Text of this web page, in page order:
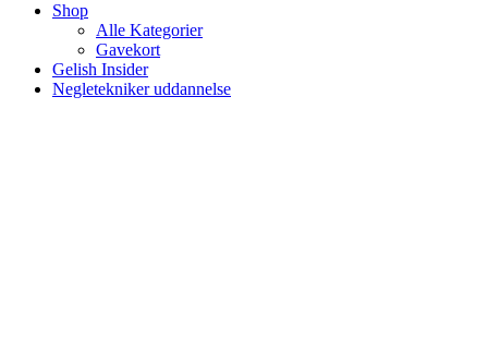
Shop
Alle Kategorier
Gavekort
Gelish Insider
Negletekniker uddannelse